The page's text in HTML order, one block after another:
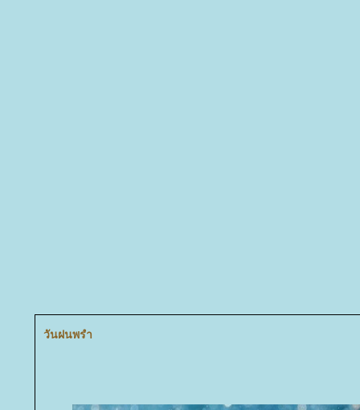
วันฝนพรำ